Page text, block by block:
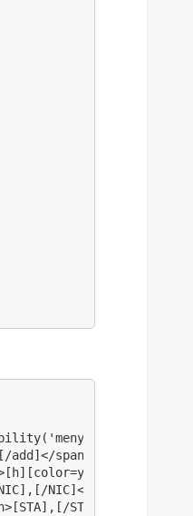
a").html(S);}
avatar")
span></p>
NIC]</span></p>
STA]</p>